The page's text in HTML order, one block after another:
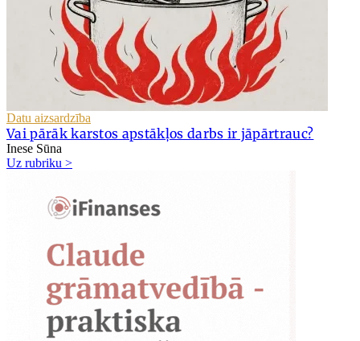
Datu aizsardzība
Vai pārāk karstos apstākļos darbs ir jāpārtrauc?
Inese Sūna
Uz rubriku >